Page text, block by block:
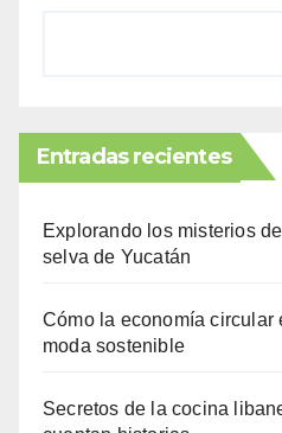
Entradas recientes
Explorando los misterios
selva de Yucatán
Cómo la economía circular
moda sostenible
Secretos de la cocina